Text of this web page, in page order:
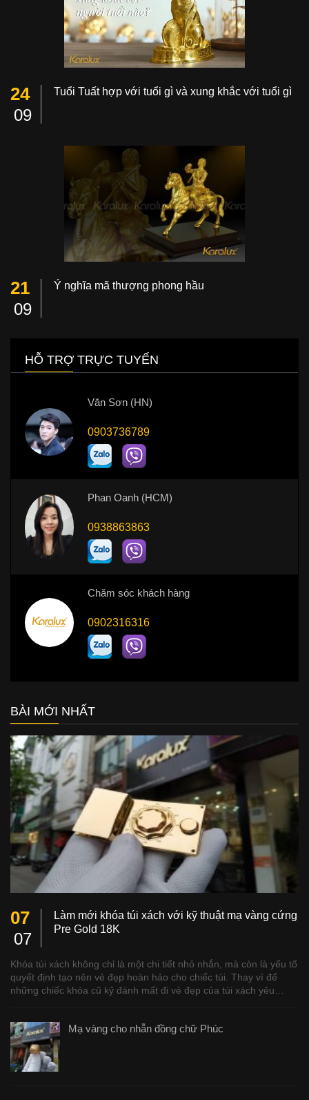
24
09
Tuổi Tuất hợp với tuổi gì và xung khắc với tuổi gì
21
09
Ý nghĩa mã thượng phong hầu
HỖ TRỢ TRỰC TUYẾN
Văn Sơn (HN)
0903736789
Phan Oanh (HCM)
0938863863
Chăm sóc khách hàng
0902316316
BÀI MỚI NHẤT
07
07
Làm mới khóa túi xách với kỹ thuật mạ vàng cứng
Pre Gold 18K
Khóa túi xách không chỉ là một chi tiết nhỏ nhắn, mà còn là yếu tố
quyết định tạo nên vẻ đẹp hoàn hảo cho chiếc túi. Thay vì để
những chiếc khóa cũ kỹ đánh mất đi vẻ đẹp của túi xách yêu…
Mạ vàng cho nhẫn đồng chữ Phúc